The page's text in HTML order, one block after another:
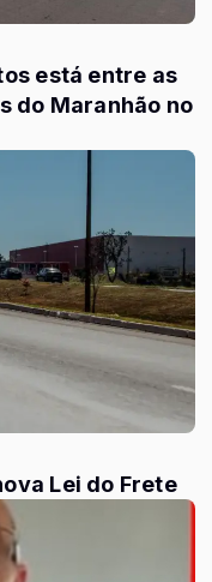
está entre as
do Maranhão no
Lei do Frete